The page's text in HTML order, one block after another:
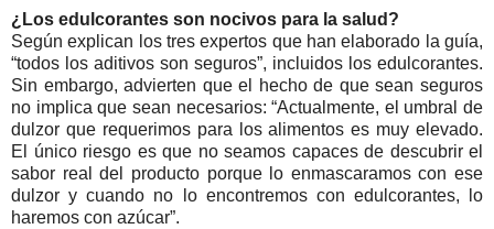
¿Los edulcorantes son nocivos para la salud?
Según explican los tres expertos que han elaborado la guía,
“todos los aditivos son seguros”, incluidos los edulcorantes.
Sin embargo, advierten que el hecho de que sean seguros
no implica que sean necesarios: “Actualmente, el umbral de
dulzor que requerimos para los alimentos es muy elevado.
El único riesgo es que no seamos capaces de descubrir el
sabor real del producto porque lo enmascaramos con ese
dulzor y cuando no lo encontremos con edulcorantes, lo
haremos con azúcar”.